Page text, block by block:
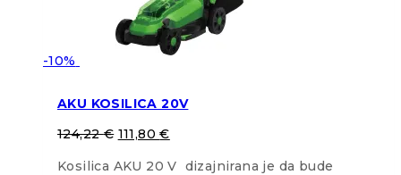
-10%
AKU KOSILICA 20V
124,22€ 111,80€
Kosilica AKU 20 V dizajnirana je da bude